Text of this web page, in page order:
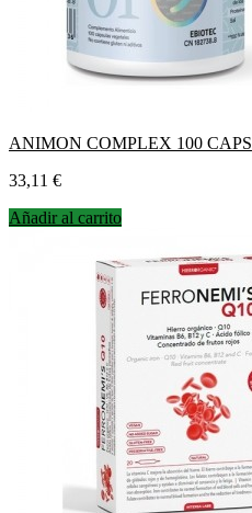
ANIMON COMPLEX 100 CAPS
Precio
33,11 €
Añadir al carrito